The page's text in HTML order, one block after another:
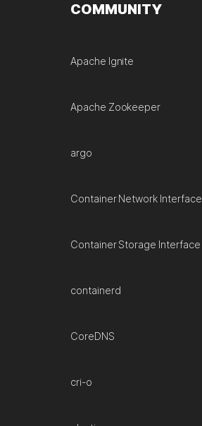
COMMUNITY
Apache Ignite
Apache Zookeeper
argo
Container Network Interface
Container Storage Interface
containerd
CoreDNS
cri-o